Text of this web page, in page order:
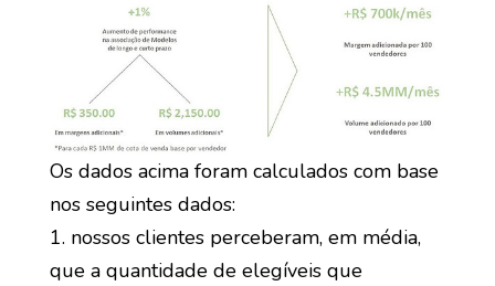
Os dados acima foram calculados com base
nos seguintes dados:
1. nossos clientes perceberam, em média,
que a quantidade de elegíveis que